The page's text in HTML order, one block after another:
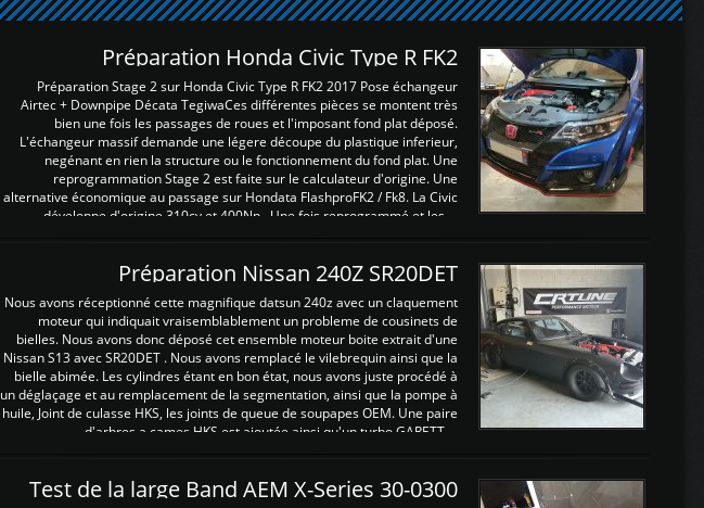
Préparation Honda Civic Type R FK2
Préparation Stage 2 sur Honda Civic Type R FK2 2017 Pose échangeur
Airtec + Downpipe Décata TegiwaCes différentes pièces se montent très
bien une fois les passages de roues et l'imposant fond plat déposé.
L'échangeur massif demande une légere découpe du plastique inferieur,
negénant en rien la structure ou le fonctionnement du fond plat. Une
reprogrammation Stage 2 est faite sur le calculateur d'origine. Une
alternative économique au passage sur Hondata FlashproFK2 / Fk8. La Civic
développe d'origine 310cv et 400Nn , Une fois reprogrammé et les ...
Préparation Nissan 240Z SR20DET
Nous avons réceptionné cette magnifique datsun 240z avec un claquement
moteur qui indiquait vraisemblablement un probleme de cousinets de
bielles. Nous avons donc déposé cet ensemble moteur boite extrait d'une
Nissan S13 avec SR20DET . Nous avons remplacé le vilebrequin ainsi que la
bielle abimée. Les cylindres étant en bon état, nous avons juste procédé à
un déglaçage et au remplacement de la segmentation, ainsi que la pompe à
huile, Joint de culasse HKS, les joints de queue de soupapes OEM. Une paire
d'arbres a cames HKS est ajoutée ainsi qu'un turbo GARETT ...
Test de la large Band AEM X-Series 30-0300